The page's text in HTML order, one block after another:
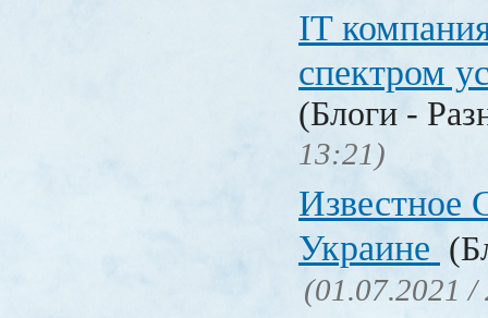
IT
спектром
(Блоги -
13:21)
Известное
Украине
(01.07.2021 /